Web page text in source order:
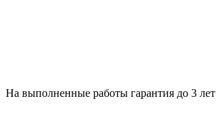
На выполненные работы гарантия до 3 лет